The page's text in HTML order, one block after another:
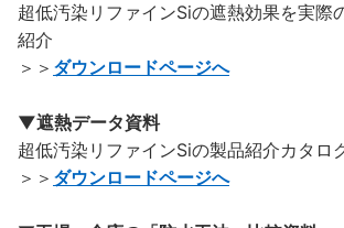
超低汚染リファインSiの遮熱効果を実際
紹介
＞＞ ダウンロードページへ
▼遮熱データ資料
超低汚染リファインSiの製品紹介カタロ
＞＞ ダウンロードページへ